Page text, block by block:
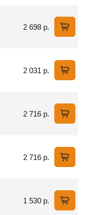
2 698 р.
2 031 р.
2 716 р.
2 716 р.
1 530 р.